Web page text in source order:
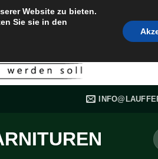
Website zu bieten.
Sie sie in den